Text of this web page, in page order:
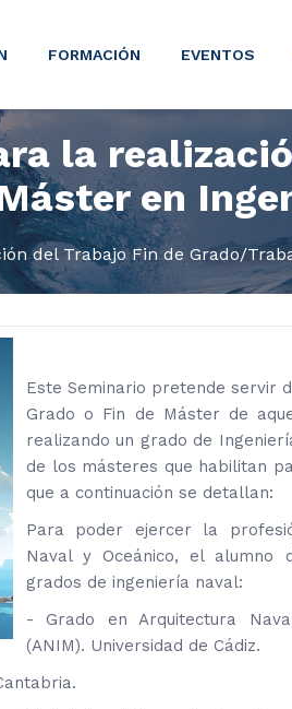
FORMACIÓN EVENTOS
la
en
del Trabajo Fin de Grado/
Este Seminario pretende servir
Grado o Fin de Máster de
realizando un grado de
de los másteres que habilitan
que a continuación se detallan:
Para poder ejercer la
Naval y Oceánico, el alumno
grados de ingeniería naval:
- Grado en Arquitectura
(ANIM). Universidad de Cádiz.